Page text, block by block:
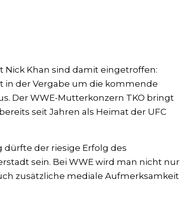
Nick Khan sind damit eingetroffen:
in der Vergabe um die kommende
Der WWE-Mutterkonzern TKO bringt
seit Jahren als Heimat der UFC
dürfte der riesige Erfolg des
sein. Bei WWE wird man nicht nur
zusätzliche mediale Aufmerksamkeit